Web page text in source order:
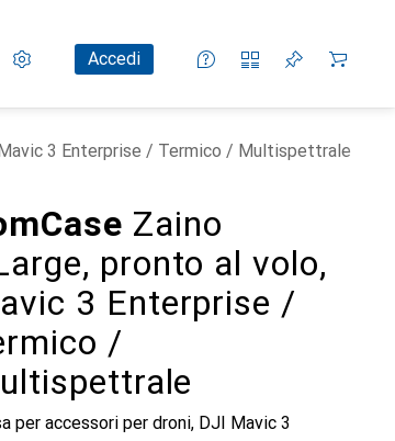
Impostazioni
Conto clienteAccedi
Liste di confronto
Liste dei desideri
Carrello
3 Enterprise / Termico / Multispettrale
Zaino
pronto al volo,
3 Enterprise /
/
per accessori per droni, DJI Mavic 3